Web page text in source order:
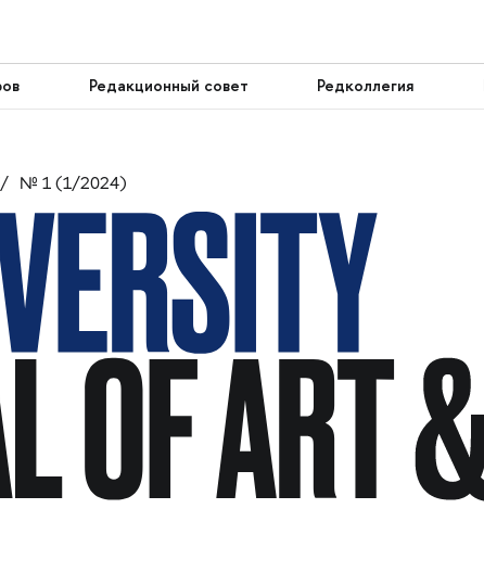
Редакционный совет Редколлегия
№ 1 (1/2024)